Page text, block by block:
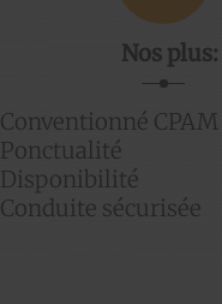
Nos plus:
Conventionné CPAM
Ponctualité
Disponibilité
Conduite sécurisée